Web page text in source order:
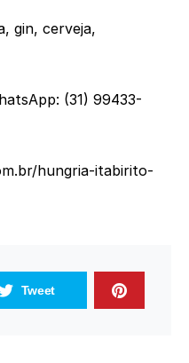
gin, cerveja,
(31) 99433-
hungria-itabirito-
Tweet